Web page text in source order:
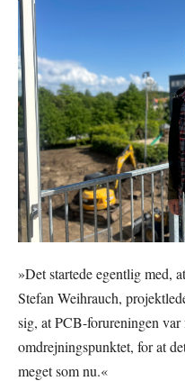
»Det startede egentlig med,
Stefan Weihrauch,
sig, at PCB-forureningen
omdrejningspunktet, for at
meget som nu.«